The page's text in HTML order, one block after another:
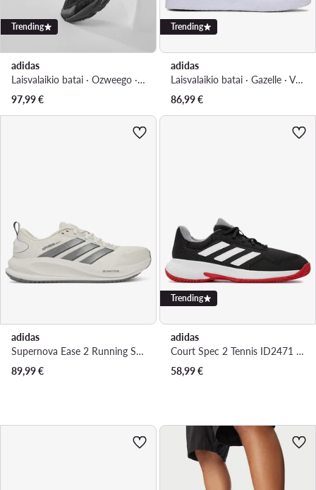
Trending
adidas
Laisvalaikio batai · Ozweego · Juoda
97,99€
Trending
adidas
Laisvalaikio batai · Gazelle · Vyšninė
86,99€
adidas
Supernova Ease 2 Running Shoes KJ1829 · Bėgimo batai
89,99€
Trending
adidas
Court Spec 2 Tennis ID2471 · Teniso batai
58,99€